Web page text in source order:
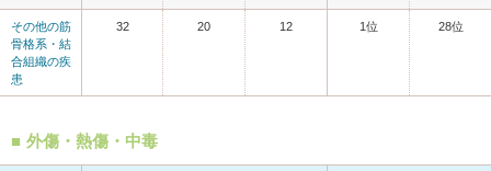
その他の筋
骨格系・結
合組織の疾
患
32 20 12 1位 28位
外傷・熱傷・中毒